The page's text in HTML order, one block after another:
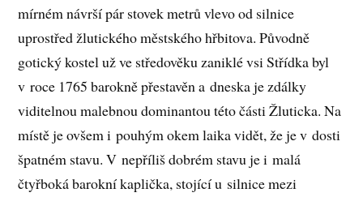
mírném návrší pár stovek metrů vlevo od silnice
uprostřed žlutického městského hřbitova. Původně
gotický kostel už ve středověku zaniklé vsi Střídka byl
v roce 1765 barokně přestavěn a dneska je zdálky
viditelnou malebnou dominantou této části Žluticka. Na
místě je ovšem i pouhým okem laika vidět, že je v dosti
špatném stavu. V nepříliš dobrém stavu je i malá
čtyřboká barokní kaplička, stojící u silnice mezi